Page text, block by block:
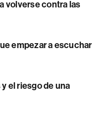
volverse contra las
empezar a escuchar
el riesgo de una